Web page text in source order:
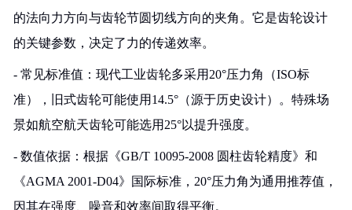
的法向力方向与齿轮节圆切线方向的夹角。它是齿轮设计
的关键参数，决定了力的传递效率。
- 常见标准值：现代工业齿轮多采用20°压力角（ISO标
准），旧式齿轮可能使用14.5°（源于历史设计）。特殊场
景如航空航天齿轮可能选用25°以提升强度。
- 数值依据：根据《GB/T 10095-2008 圆柱齿轮精度》和
《AGMA 2001-D04》国际标准，20°压力角为通用推荐值，
因其在强度、噪音和效率间取得平衡。